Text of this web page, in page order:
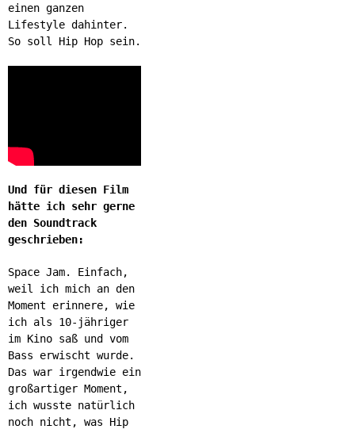
einen ganzen
Lifestyle dahinter.
So soll Hip Hop sein.
Und für diesen Film
hätte ich sehr gerne
den Soundtrack
geschrieben:
Space Jam. Einfach,
weil ich mich an den
Moment erinnere, wie
ich als 10-jähriger
im Kino saß und vom
Bass erwischt wurde.
Das war irgendwie ein
großartiger Moment,
ich wusste natürlich
noch nicht, was Hip